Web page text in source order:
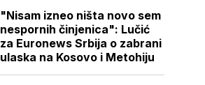
"Nisam izneo ništa novo sem
nespornih činjenica": Lučić
za Euronews Srbija o zabrani
ulaska na Kosovo i Metohiju